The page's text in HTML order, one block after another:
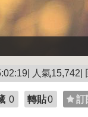
人氣15,742|
0 轉貼0 訂